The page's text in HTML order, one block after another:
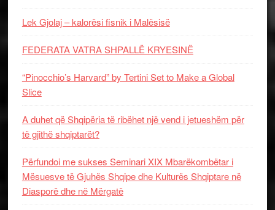
Lek Gjolaj – kalorësi fisnik i Malësisë
FEDERATA VATRA SHPALLË KRYESINË
“Pinocchio’s Harvard” by Tertini Set to Make a Global
Slice
A duhet që Shqipëria të ribëhet një vend i jetueshëm për
të gjithë shqiptarët?
Përfundoi me sukses Seminari XIX Mbarëkombëtar i
Mësuesve të Gjuhës Shqipe dhe Kulturës Shqiptare në
Diasporë dhe në Mërgatë